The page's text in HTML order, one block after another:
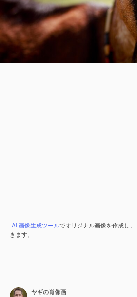
AI 画像生成ツールでオリジナル画像を作成し、
きます。
ヤギの肖像画